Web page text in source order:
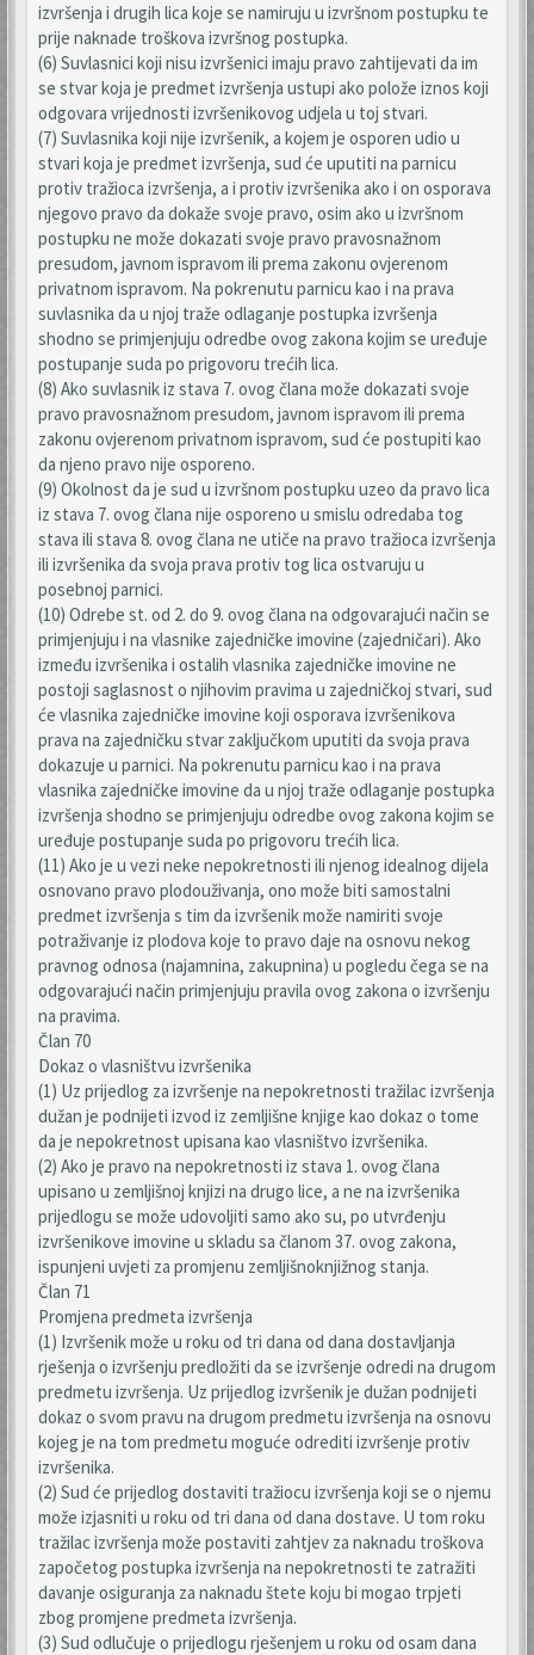
izvršenja i drugih lica koje se namiruju u izvršnom postupku te
prije naknade troškova izvršnog postupka.
(6) Suvlasnici koji nisu izvršenici imaju pravo zahtijevati da im
se stvar koja je predmet izvršenja ustupi ako polože iznos koji
odgovara vrijednosti izvršenikovog udjela u toj stvari.
(7) Suvlasnika koji nije izvršenik, a kojem je osporen udio u
stvari koja je predmet izvršenja, sud će uputiti na parnicu
protiv tražioca izvršenja, a i protiv izvršenika ako i on osporava
njegovo pravo da dokaže svoje pravo, osim ako u izvršnom
postupku ne može dokazati svoje pravo pravosnažnom
presudom, javnom ispravom ili prema zakonu ovjerenom
privatnom ispravom. Na pokrenutu parnicu kao i na prava
suvlasnika da u njoj traže odlaganje postupka izvršenja
shodno se primjenjuju odredbe ovog zakona kojim se uređuje
postupanje suda po prigovoru trećih lica.
(8) Ako suvlasnik iz stava 7. ovog člana može dokazati svoje
pravo pravosnažnom presudom, javnom ispravom ili prema
zakonu ovjerenom privatnom ispravom, sud će postupiti kao
da njeno pravo nije osporeno.
(9) Okolnost da je sud u izvršnom postupku uzeo da pravo lica
iz stava 7. ovog člana nije osporeno u smislu odredaba tog
stava ili stava 8. ovog člana ne utiče na pravo tražioca izvršenja
ili izvršenika da svoja prava protiv tog lica ostvaruju u
posebnoj parnici.
(10) Odrebe st. od 2. do 9. ovog člana na odgovarajući način se
primjenjuju i na vlasnike zajedničke imovine (zajedničari). Ako
između izvršenika i ostalih vlasnika zajedničke imovine ne
postoji saglasnost o njihovim pravima u zajedničkoj stvari, sud
će vlasnika zajedničke imovine koji osporava izvršenikova
prava na zajedničku stvar zaključkom uputiti da svoja prava
dokazuje u parnici. Na pokrenutu parnicu kao i na prava
vlasnika zajedničke imovine da u njoj traže odlaganje postupka
izvršenja shodno se primjenjuju odredbe ovog zakona kojim se
uređuje postupanje suda po prigovoru trećih lica.
(11) Ako je u vezi neke nepokretnosti ili njenog idealnog dijela
osnovano pravo plodouživanja, ono može biti samostalni
predmet izvršenja s tim da izvršenik može namiriti svoje
potraživanje iz plodova koje to pravo daje na osnovu nekog
pravnog odnosa (najamnina, zakupnina) u pogledu čega se na
odgovarajući način primjenjuju pravila ovog zakona o izvršenju
na pravima.
Član 70
Dokaz o vlasništvu izvršenika
(1) Uz prijedlog za izvršenje na nepokretnosti tražilac izvršenja
dužan je podnijeti izvod iz zemljišne knjige kao dokaz o tome
da je nepokretnost upisana kao vlasništvo izvršenika.
(2) Ako je pravo na nepokretnosti iz stava 1. ovog člana
upisano u zemljišnoj knjizi na drugo lice, a ne na izvršenika
prijedlogu se može udovoljiti samo ako su, po utvrđenju
izvršenikove imovine u skladu sa članom 37. ovog zakona,
ispunjeni uvjeti za promjenu zemljišnoknjižnog stanja.
Član 71
Promjena predmeta izvršenja
(1) Izvršenik može u roku od tri dana od dana dostavljanja
rješenja o izvršenju predložiti da se izvršenje odredi na drugom
predmetu izvršenja. Uz prijedlog izvršenik je dužan podnijeti
dokaz o svom pravu na drugom predmetu izvršenja na osnovu
kojeg je na tom predmetu moguće odrediti izvršenje protiv
izvršenika.
(2) Sud će prijedlog dostaviti tražiocu izvršenja koji se o njemu
može izjasniti u roku od tri dana od dana dostave. U tom roku
tražilac izvršenja može postaviti zahtjev za naknadu troškova
započetog postupka izvršenja na nepokretnosti te zatražiti
davanje osiguranja za naknadu štete koju bi mogao trpjeti
zbog promjene predmeta izvršenja.
(3) Sud odlučuje o prijedlogu rješenjem u roku od osam dana